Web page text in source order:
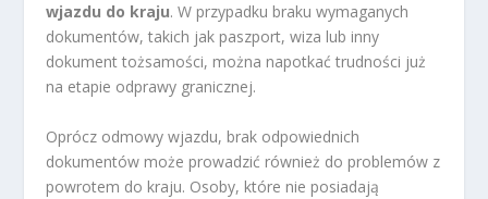
wjazdu do kraju. W przypadku braku wymaganych
dokumentów, takich jak paszport, wiza lub inny
dokument tożsamości, można napotkać trudności już
na etapie odprawy granicznej.
Oprócz odmowy wjazdu, brak odpowiednich
dokumentów może prowadzić również do problemów z
powrotem do kraju. Osoby, które nie posiadają